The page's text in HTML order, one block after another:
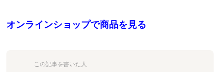
オンラインショップで商品を見る
この記事を書いた人